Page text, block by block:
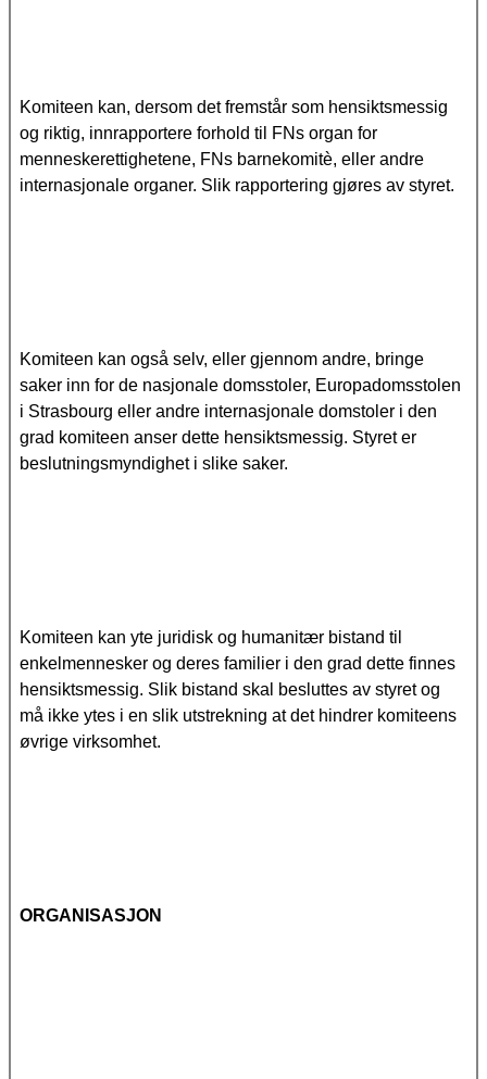
Komiteen kan, dersom det fremstår som hensiktsmessig
og riktig, innrapportere forhold til FNs organ for
menneskerettighetene, FNs barnekomitè, eller andre
internasjonale organer. Slik rapportering gjøres av styret.
Komiteen kan også selv, eller gjennom andre, bringe
saker inn for de nasjonale domsstoler, Europadomsstolen
i Strasbourg eller andre internasjonale domstoler i den
grad komiteen anser dette hensiktsmessig. Styret er
beslutningsmyndighet i slike saker.
Komiteen kan yte juridisk og humanitær bistand til
enkelmennesker og deres familier i den grad dette finnes
hensiktsmessig. Slik bistand skal besluttes av styret og
må ikke ytes i en slik utstrekning at det hindrer komiteens
øvrige virksomhet.
ORGANISASJON